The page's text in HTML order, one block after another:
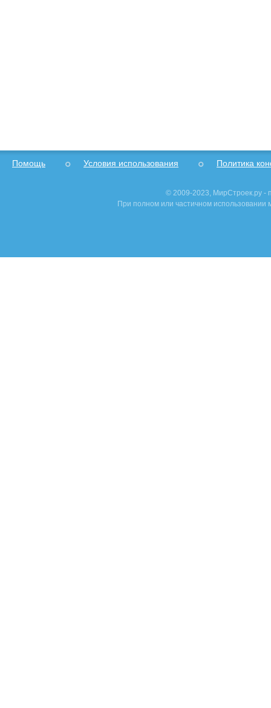
Помощь Условия использования Политика
© 2009-2023, МирСтроек.ру -
При полном или частичном использовании